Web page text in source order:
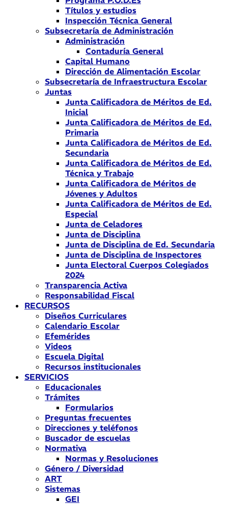
Títulos y estudios
Inspección Técnica General
Subsecretaría de Administración
Administración
Contaduría General
Capital Humano
Dirección de Alimentación Escolar
Subsecretaría de Infraestructura Escolar
Juntas
Junta Calificadora de Méritos de Ed.
Inicial
Junta Calificadora de Méritos de Ed.
Primaria
Junta Calificadora de Méritos de Ed.
Secundaria
Junta Calificadora de Méritos de Ed.
Técnica y Trabajo
Junta Calificadora de Méritos de
Jóvenes y Adultos
Junta Calificadora de Méritos de Ed.
Especial
Junta de Celadores
Junta de Disciplina
Junta de Disciplina de Ed. Secundaria
Junta de Disciplina de Inspectores
Junta Electoral Cuerpos Colegiados
2024
Transparencia Activa
Responsabilidad Fiscal
RECURSOS
Diseños Curriculares
Calendario Escolar
Efemérides
Videos
Escuela Digital
Recursos institucionales
SERVICIOS
Educacionales
Trámites
Formularios
Preguntas frecuentes
Direcciones y teléfonos
Buscador de escuelas
Normativa
Normas y Resoluciones
Género / Diversidad
ART
Sistemas
GEI